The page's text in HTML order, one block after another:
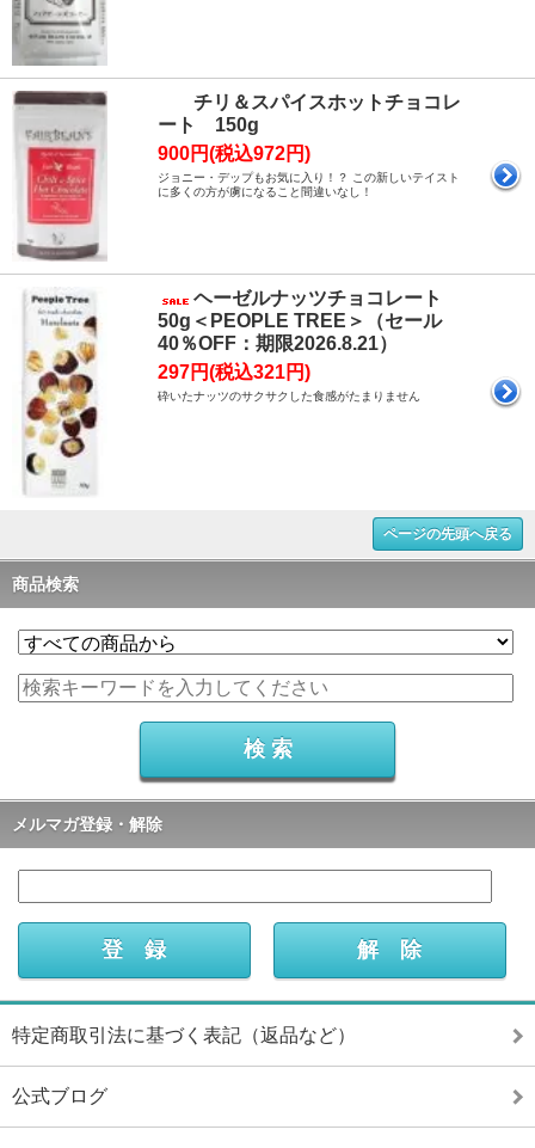
チリ＆スパイスホットチョコレ
ート 150g
900円(税込972円)
ジョニー・デップもお気に入り！？ この新しいテイスト
に多くの方が虜になること間違いなし！
ヘーゼルナッツチョコレート
50g＜PEOPLE TREE＞（セール
40％OFF：期限2026.8.21）
297円(税込321円)
砕いたナッツのサクサクした食感がたまりません
ページの先頭へ戻る
商品検索
メルマガ登録・解除
特定商取引法に基づく表記（返品など）
公式ブログ